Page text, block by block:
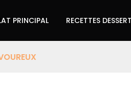
PRINCIPAL RECETTES